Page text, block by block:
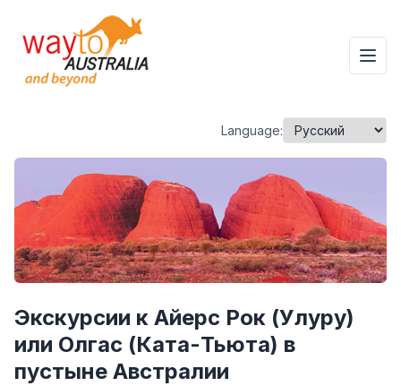
Language:
Экскурсии к Айерс Рок (Улуру)
или Олгас (Ката-Тьюта) в
пустыне Австралии